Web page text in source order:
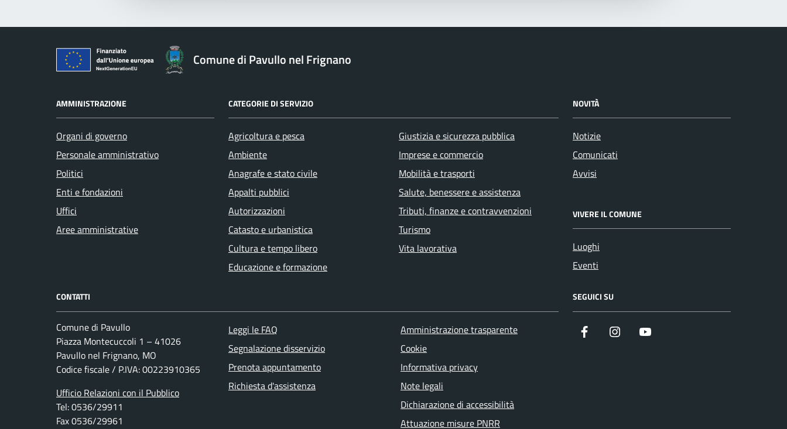
Comune di Pavullo nel Frignano
AMMINISTRAZIONE
Organi di governo
Personale amministrativo
Politici
Enti e fondazioni
Uffici
Aree amministrative
CATEGORIE DI SERVIZIO
Agricoltura e pesca
Ambiente
Anagrafe e stato civile
Appalti pubblici
Autorizzazioni
Catasto e urbanistica
Cultura e tempo libero
Educazione e formazione
Giustizia e sicurezza pubblica
Imprese e commercio
Mobilità e trasporti
Salute, benessere e assistenza
Tributi, finanze e contravvenzioni
Turismo
Vita lavorativa
NOVITÀ
Notizie
Comunicati
Avvisi
VIVERE IL COMUNE
Luoghi
Eventi
CONTATTI
Comune di Pavullo
Piazza Montecuccoli 1 – 41026
Pavullo nel Frignano, MO
Codice fiscale / P.IVA: 00223910365
Ufficio Relazioni con il Pubblico
Tel: 0536/29911
Fax 0536/29961
Leggi le FAQ
Segnalazione disservizio
Prenota appuntamento
Richiesta d'assistenza
Amministrazione trasparente
Cookie
Informativa privacy
Note legali
Dichiarazione di accessibilità
Attuazione misure PNRR
SEGUICI SU
Facebook Instagram